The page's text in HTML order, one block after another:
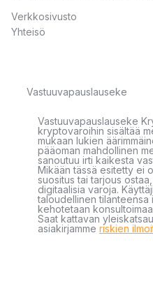
Verkkosivusto
Yhteisö
Vastuuvapauslauseke
Vastuuvapauslauseke
kryptovaroihin sisältää
mukaan lukien
pääoman mahdollinen
sanoutuu irti kaikesta
Mikään tässä esitetty ei
suositus tai tarjous
digitaalisia varoja.
taloudellinen tilanteensa
kehotetaan
Saat kattavan
asiakirjamme riskien